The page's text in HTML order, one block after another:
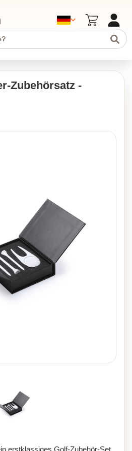
Zubehörsatz -
erstklassiges Golf-Zubehör-Set,